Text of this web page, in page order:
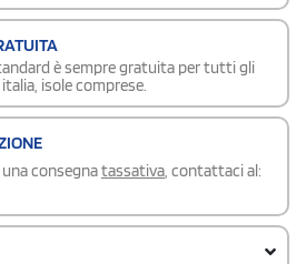
è sempre gratuita per tutti gli
isole comprese.
consegnatassativa, contattaci al: